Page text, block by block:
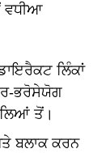
ਵਧੀਆ
ਲਿੰਕਾਂ
ਭਰੋਸੇਯੋਗ
ਤੋਂ।
ਬਲਾਕ ਕਰਨ